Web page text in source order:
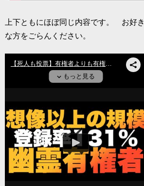
上下ともにほぼ同じ内容です。 お好き
な方をごらんください。